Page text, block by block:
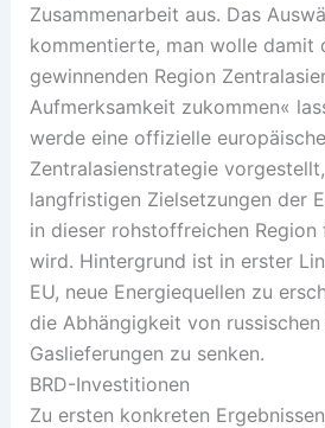
Zusammenarbeit aus. Das
kommentierte, man wolle damit
gewinnenden Region
Aufmerksamkeit zukommen«
werde eine offizielle europäische
Zentralasienstrategie
langfristigen Zielsetzungen der
in dieser rohstoffreichen Region
wird. Hintergrund ist in erster
EU, neue Energiequellen zu
die Abhängigkeit von
Gaslieferungen zu senken.
BRD-Investitionen
Zu ersten konkreten